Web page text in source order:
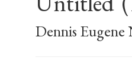
Dennis